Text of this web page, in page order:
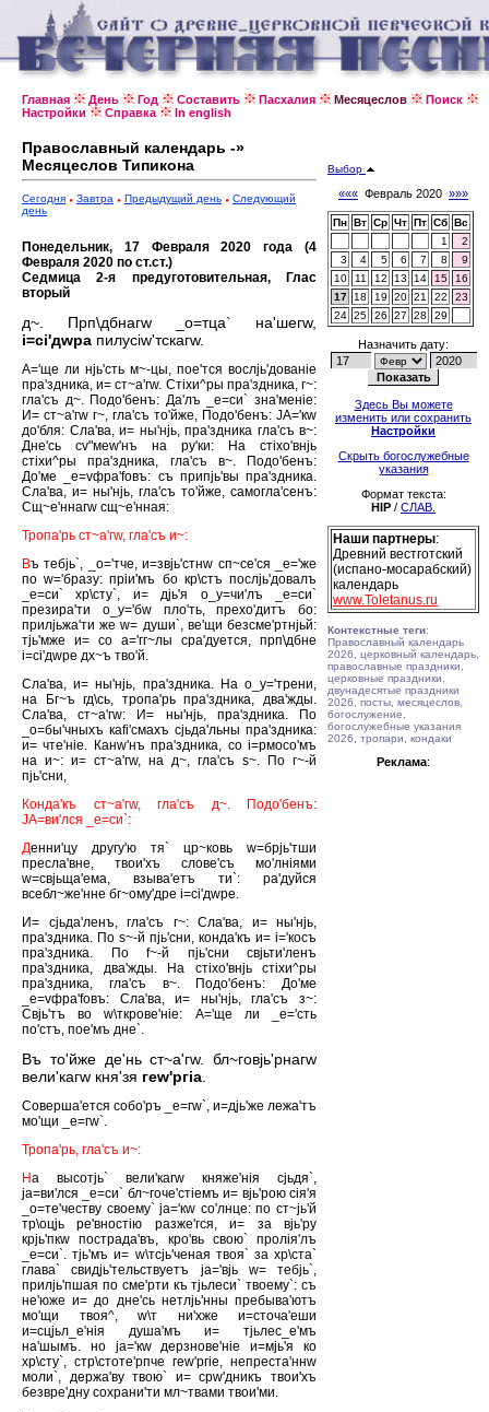
Главная День Год Составить Пасхалия Месяцеслов
Поиск
Настройки
Справка In english
Православный календарь -»
Месяцеслов Типикона
Сегодня Завтра Предыдущий день
Следующий
день
Понедельник, 17 Февраля 2020 года (4
Февраля 2020 по ст.ст.)
Седмица 2-я предуготовительная, Глас
вторый
д~. Прп\дбнагw _о=тца` на'шегw,
i=сi'дwра пилусiw'тскагw.
А='ще ли нjь'сть м~-цы, пое'тся вослjь'дованiе
пра'здника, и= ст~а'гw. Стiхи^ры пра'здника, г~:
гла'съ д~. Подо'бенъ: Да'лъ _е=си` зна'менiе:
И= ст~а'гw г~, гла'съ то'йже, Подо'бенъ: JА='кw
до'бля: Сла'ва, и= ны'нjь, пра'здника гла'съ в~:
Дне'сь сv"меw'нъ на ру'ки: На стiхо'внjь
стiхи^ры пра'здника, гла'съ в~. Подо'бенъ:
До'ме _е=vфра'fовъ: съ припjь'вы пра'здника.
Сла'ва, и= ны'нjь, гла'съ то'йже, самогла'сенъ:
Сщ~е'ннагw сщ~е'нная:
Тропа'рь ст~а'гw, гла'съ и~:
Въ тебjь`, _о='тче, и=звjь'стнw сп~се'ся _е='же
по w='бразу: прiи'мъ бо кр\стъ послjь'довалъ
_е=си` хр\сту`, и= дjь'я о_у=чи'лъ _е=си`
презира'ти о_у='бw пло'ть, прехо'дитъ бо:
прилjьжа'ти же w= души`, ве'щи безсме'ртнjьй:
тjь'мже и= со а='гг~лы сра'дуется, прп\дбне
i=сi'дwре дх~ъ тво'й.
Сла'ва, и= ны'нjь, пра'здника. На о_у='трени,
на Бг~ъ гд\сь, тропа'рь пра'здника, два'жды.
Сла'ва, ст~а'гw: И= ны'нjь, пра'здника. По
_о=бы'чныхъ каfi'смахъ сjьда'льны пра'здника:
и= чте'нiе. Канw'нъ пра'здника, со i=рмосо'мъ
на и~: и= ст~а'гw, на д~, гла'съ s~. По г~-й
пjь'сни,
Конда'къ ст~а'гw, гла'съ д~. Подо'бенъ:
JА=ви'лся _е=си`:
Денни'цу другу'ю тя` цр~ковь w=брjь'тши
пресла'вне, твои'хъ слове'съ мо'лнiями
w=свjьща'ема, взыва'етъ ти`: ра'дуйся
всебл~же'нне бг~ому'дре i=сi'дwре.
И= сjьда'ленъ, гла'съ г~: Сла'ва, и= ны'нjь,
пра'здника. По s~-й пjь'сни, конда'къ и= i='косъ
пра'здника. По f~-й пjь'сни свjьти'ленъ
пра'здника, два'жды. На стiхо'внjь стiхи^ры
пра'здника, гла'съ в~. Подо'бенъ: До'ме
_е=vфра'fовъ: Сла'ва, и= ны'нjь, гла'съ з~:
Свjь'тъ во w\ткрове'нiе: А='ще ли _е='сть
по'стъ, пое'мъ дне`.
Въ то'йже де'нь ст~а'гw. бл~говjь'рнагw
вели'кагw кня'зя геw'ргiа
Соверша'ется собо'ръ _е=гw`, и=дjь'же лежа'тъ
мо'щи _е=гw`.
Тропа'рь, гла'съ и~:
На высотjь` вели'кагw княже'нiя сjьдя`,
jа=ви'лся _е=си` бл~гоче'стiемъ и= вjь'рою сiя'я
_о=те'честву своему` jа='кw со'лнце: по ст~jь'й
тр\оцjь ре'вностiю разже'гся, и= за вjь'ру
крjь'пкw пострада'въ, кро'вь свою` пролiя'лъ
_е=си`. тjь'мъ и= w\тсjь'ченая твоя` за хр\ста`
глава` свидjь'тельствуетъ jа='вjь w= тебjь`,
прилjь'пшая по сме'рти къ тjьлеси` твоему`: съ
не'юже и= до дне'сь нетлjь'нны пребыва'ютъ
мо'щи твоя^, w\т ни'хже и=сточа'еши
и=сцjьл_е'нiя душа'мъ и= тjьлес_е'мъ
на'шымъ. но jа='кw дерзнове'нiе и=мjь'я ко
хр\сту`, стр\стоте'рпче геw'ргiе, непреста'ннw
моли`, держа'ву твою` и= срw'дникъ твои'хъ
безвре'дну сохрани'ти мл~твами твои'ми.
Выбор
««« Февраль 2020 »»»
Пн Вт Ср Чт Пт Сб Вс
1
2
3
4 5 6 7 8
9
10
11 12 13 14 15
16
17
18 19 20 21 22
23
24 25 26 27 28 29
Назначить дату:
Здесь Вы можете
изменить или сохранить
Настройки
Скрыть богослужебные
указания
Формат текста:
HIP / СЛАВ.
Наши партнеры:
Древний вестготский
(испано-мосарабский)
календарь
www.Toletanus.ru
Контекстные теги:
Православный календарь
2026, церковный календарь,
православные праздники,
церковные праздники,
двунадесятые праздники
2026, посты, месяцеслов,
богослужение,
богослужебные указания
2026, тропари, кондаки
Реклама: